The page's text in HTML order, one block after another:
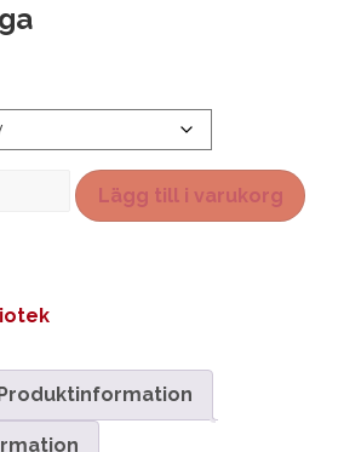
Lägg till i varukorg
Produktinformation